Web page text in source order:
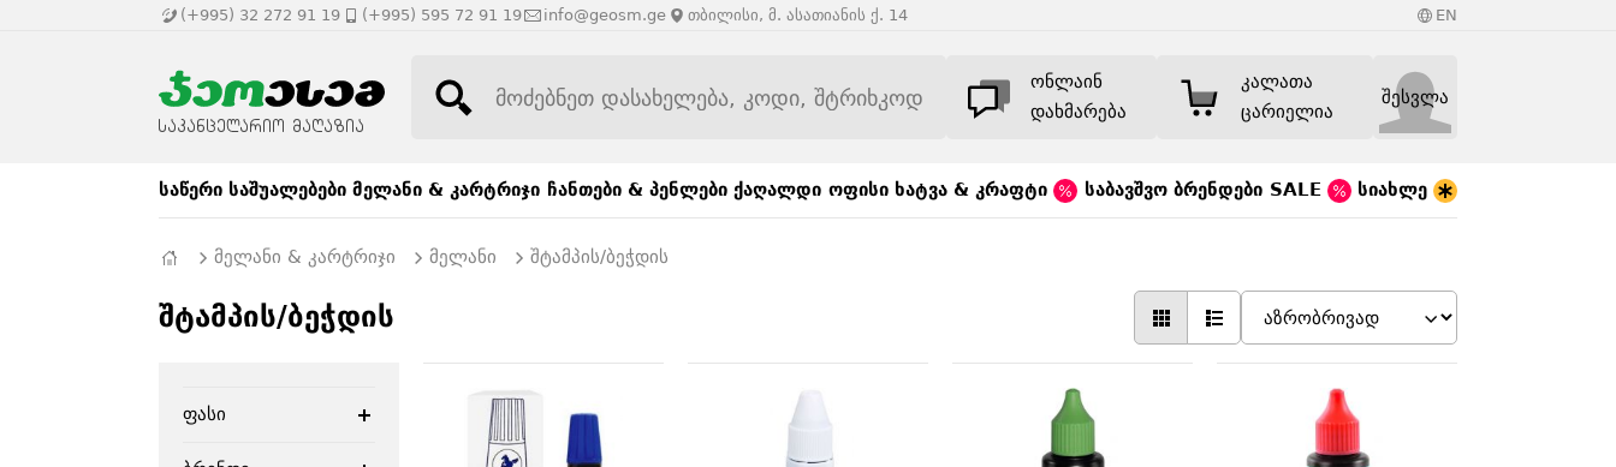
(+995) 32 272 91 19 (+995) 595 72 91 19 info@geosm.ge თბილისი, მ. ასათიანის ქ. 14 EN
ონლაინ
დახმარება
კალათა
ცარიელია
შესვლა
საწერი საშუალებები მელანი & კარტრიჯი ჩანთები & პენლები ქაღალდი ოფისი ხატვა & კრაფტი საბავშვო ბრენდები SALE სიახლე
მელანი & კარტრიჯი მელანი შტამპის/ბეჭდის
შტამპის/ბეჭდის
ფასი